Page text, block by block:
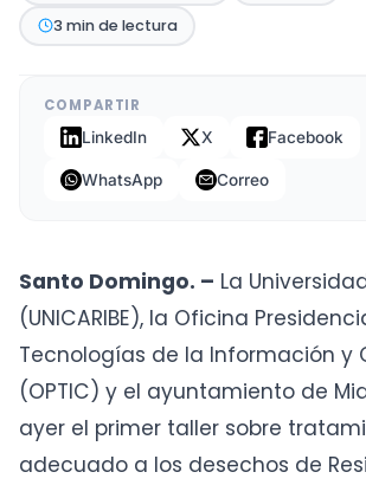
3 min de lectura
Santo Domingo. – La
(UNICARIBE), la Oficina
Tecnologías de la Información y
(OPTIC) y el ayuntamiento de
ayer el primer taller sobre
adecuado a los desechos de
COMPARTIR
LinkedIn
X Facebook
WhatsApp Correo